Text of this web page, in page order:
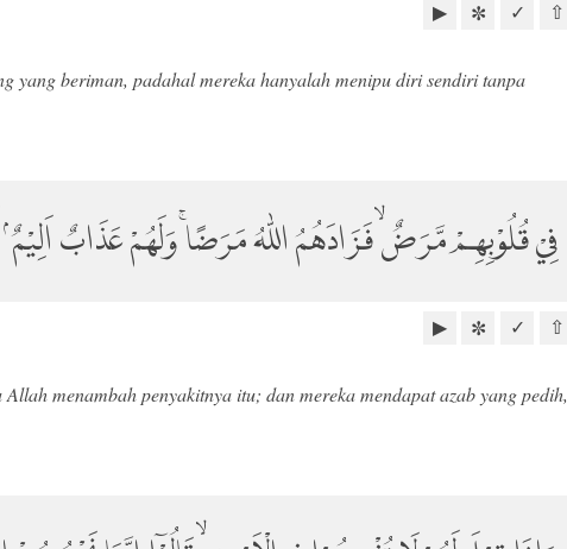
⇧
✓
✼
▶
yang beriman, padahal mereka hanyalah menipu diri sendiri tanpa
فِيْ قُلُوْبِهِمْ مَّرَضٌۙ فَزَادَهُمُ اللّٰهُ مَرَضًاۚ وَلَهُمْ عَذَابٌ اَلِيْمٌ
⇧
✓
✼
▶
menambah penyakitnya itu; dan mereka mendapat azab yang pedih,